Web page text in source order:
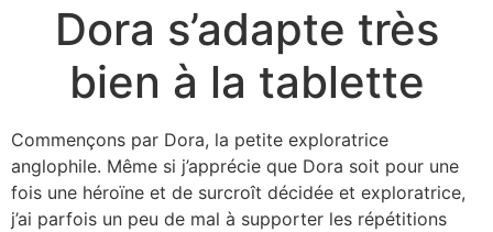
Dora s’adapte très
bien à la tablette
Commençons par Dora, la petite exploratrice
anglophile. Même si j’apprécie que Dora soit pour une
fois une héroïne et de surcroît décidée et exploratrice,
j’ai parfois un peu de mal à supporter les répétitions